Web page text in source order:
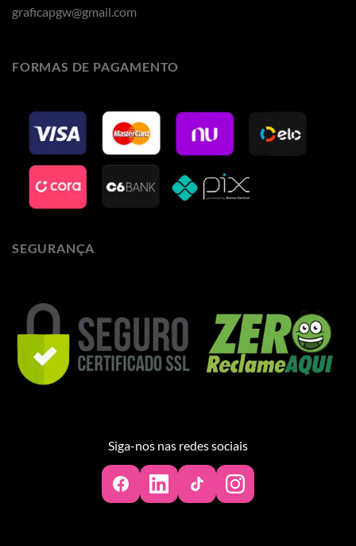
graficapgw@gmail.com
FORMAS DE PAGAMENTO
SEGURANÇA
Siga-nos nas redes sociais